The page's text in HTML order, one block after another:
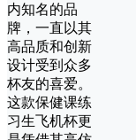
内知名的品
牌，一直以其
高品质和创新
设计受到众多
杯友的喜爱。
这款保健课练
习生飞机杯更